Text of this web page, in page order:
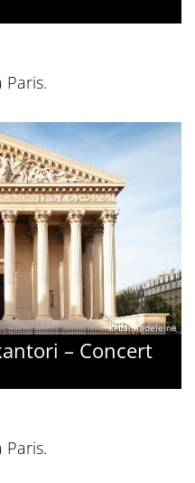
Paris.
© La Madeleine
– Concert
Paris.